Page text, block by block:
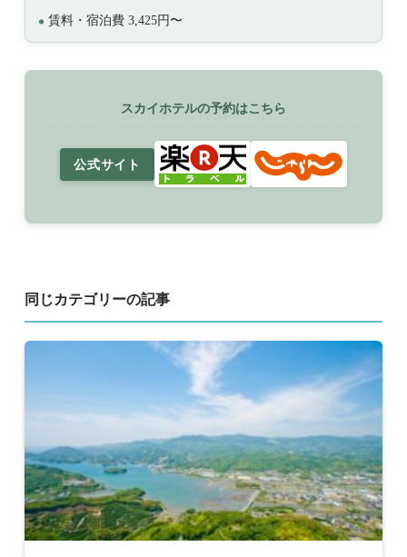
賃料・宿泊費 3,425円〜
スカイホテルの予約はこちら
公式サイト
同じカテゴリーの記事